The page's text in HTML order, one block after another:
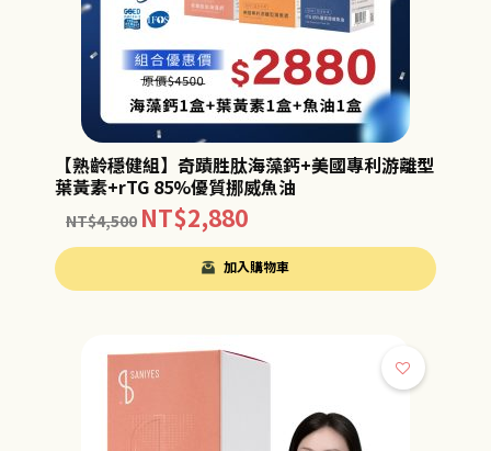
【熟齡穩健組】奇蹟胜肽海藻鈣+美國專利游離型
葉黃素+rTG 85%優質挪威魚油
NT$4,500 NT$2,880
加入購物車